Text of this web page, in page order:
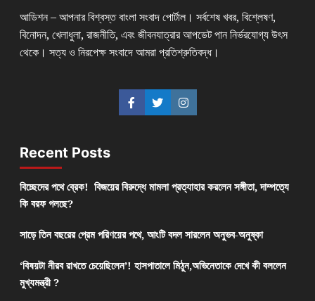
আডিশন – আপনার বিশ্বস্ত বাংলা সংবাদ পোর্টাল। সর্বশেষ খবর, বিশ্লেষণ,
বিনোদন, খেলাধুলা, রাজনীতি, এবং জীবনযাত্রার আপডেট পান নির্ভরযোগ্য উৎস
থেকে। সত্য ও নিরপেক্ষ সংবাদে আমরা প্রতিশ্রুতিবদ্ধ।
Recent Posts
বিচ্ছেদের পথে ব্রেক! বিজয়ের বিরুদ্ধে মামলা প্রত্যাহার করলেন সঙ্গীতা, দাম্পত্যে
কি বরফ গলছে?
সাড়ে তিন বছরের প্রেম পরিণয়ের পথে, আংটি বদল সারলেন অনুভব-অনুষ্কা
‘বিষয়টা নীরব রাখতে চেয়েছিলেন’! হাসপাতালে মিঠুন,অভিনেতাকে দেখে কী বললেন
মুখ্যমন্ত্রী ?